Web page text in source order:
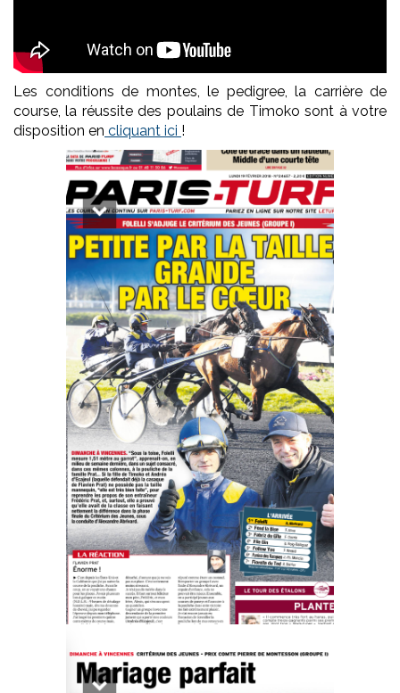
Les conditions de montes, le pedigree, la carrière de
course, la réussite des poulains de Timoko sont à votre
disposition en cliquant ici !